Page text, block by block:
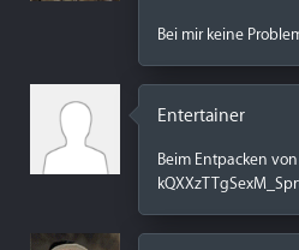
Bei mir keine
Entertainer
Beim Entpacken